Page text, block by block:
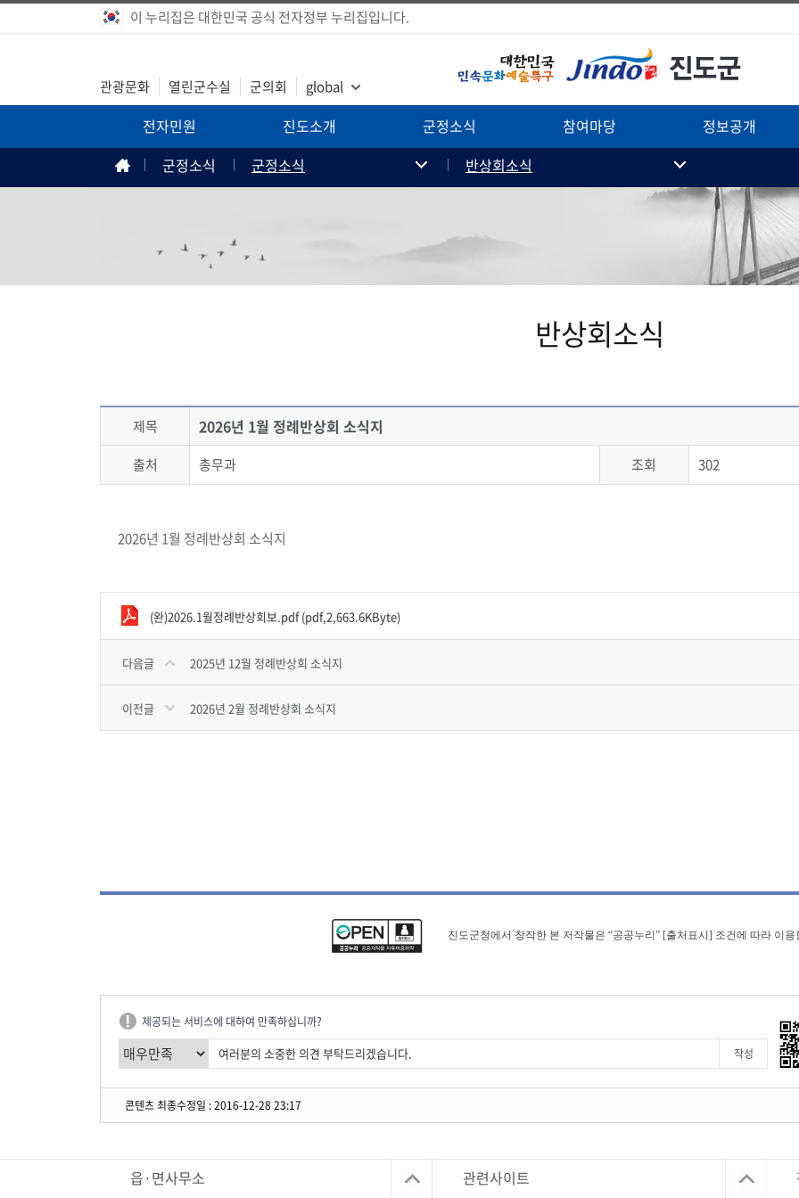
이 누리집은 대한민국 공식 전자정부 누리집입니다.
관광문화 열린군수실 군의회 global
전자민원 진도소개 군정소식 참여마당
정보공개
군정소식
군정소식 반상회소식
반상회소식
제목 2026년 1월 정례반상회 소식지
출처 총무과 조회 302
2026년 1월 정례반상회 소식지
(완)2026.1월정례반상회보.pdf (pdf,2,663.6KByte)
다음글 2025년 12월 정례반상회 소식지
이전글 2026년 2월 정례반상회 소식지
진도군청에서 창작한 본 저작물은 “공공누리” [출처표시] 조건에 따라 이
제공되는 서비스에 대하여 만족하십니까?
콘텐츠 최종수정일 : 2016-12-28 23:17
읍·면사무소 관련사이트